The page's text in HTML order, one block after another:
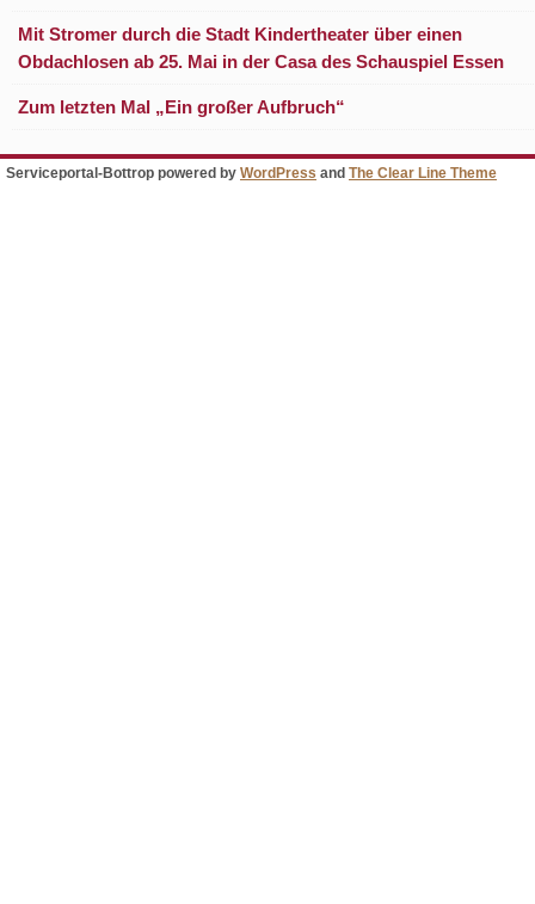
Mit Stromer durch die Stadt Kindertheater über einen
Obdachlosen ab 25. Mai in der Casa des Schauspiel Essen
Zum letzten Mal „Ein großer Aufbruch“
Serviceportal-Bottrop powered by WordPress and The Clear Line Theme